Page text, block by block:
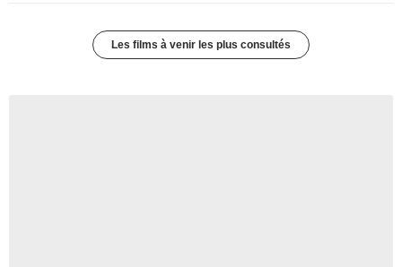
Les films à venir les plus consultés